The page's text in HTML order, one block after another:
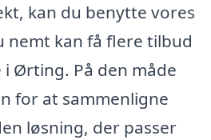
kan du benytte vores
nemt kan få flere tilbud
Ørting. På den måde
for at sammenligne
løsning, der passer